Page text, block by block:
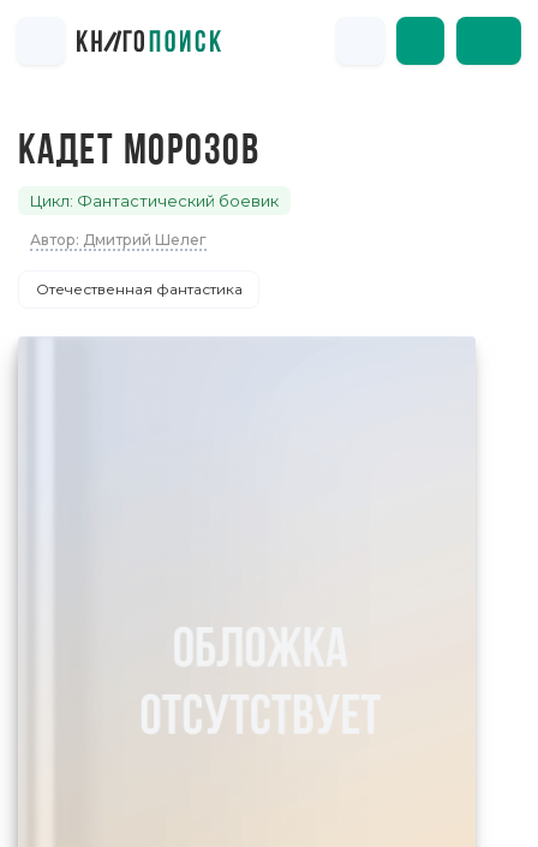
КАДЕТ МОРОЗОВ
Цикл: Фантастический боевик
Автор: Дмитрий Шелег
Отечественная фантастика